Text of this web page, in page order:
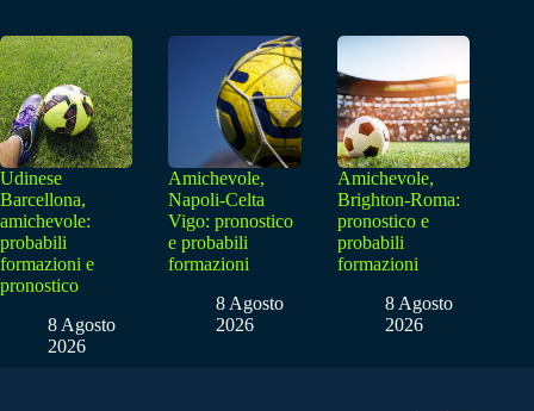
Udinese
Barcellona,
amichevole:
probabili
formazioni e
pronostico
8 Agosto
2026
Amichevole,
Napoli-Celta
Vigo: pronostico
e probabili
formazioni
8 Agosto
2026
Amichevole,
Brighton-Roma:
pronostico e
probabili
formazioni
8 Agosto
2026